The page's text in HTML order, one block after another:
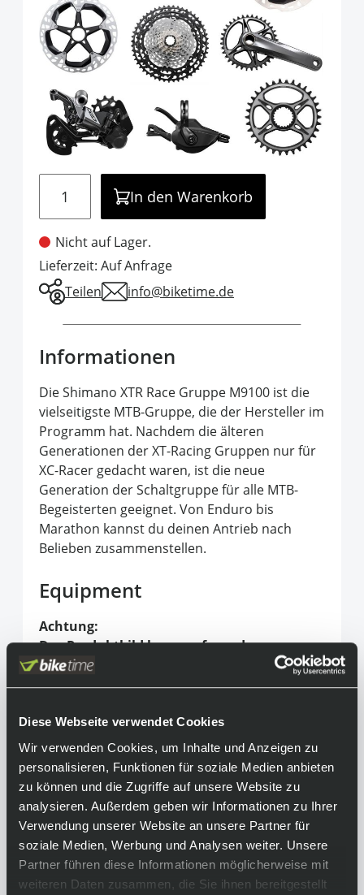
Diese Webseite verwendet Cookies
Wir verwenden Cookies, um Inhalte und Anzeigen zu
personalisieren, Funktionen für soziale Medien anbieten
zu können und die Zugriffe auf unsere Website zu
analysieren. Außerdem geben wir Informationen zu Ihrer
Verwendung unserer Website an unsere Partner für
soziale Medien, Werbung und Analysen weiter. Unsere
Partner führen diese Informationen möglicherweise mit
weiteren Daten zusammen, die Sie ihnen bereitgestellt
Art.-Nr. 91329
UVP 1.790,00 €
1.099,00 €
inkl. 19% Mwst. ,zzgl Versandkosten
Anzahl
In den Warenkorb
Nicht auf Lager.
Lieferzeit: Auf Anfrage
Teilen
info@biketime.de
Informationen
Die Shimano XTR Race Gruppe M9100 ist die
vielseitigste MTB-Gruppe, die der Hersteller im
Programm hat. Nachdem die älteren
Generationen der XT-Racing Gruppen nur für
XC-Racer gedacht waren, ist die neue
Generation der Schaltgruppe für alle MTB-
Begeisterten geeignet. Von Enduro bis
Marathon kannst du deinen Antrieb nach
Belieben zusammenstellen.
Equipment
Achtung:
Das Produktbild kann aufgrund
unterschiedlicher Konfigurationen vom
endgültigen Produkt abweichen. Bitte
• Shimano XTR SL-M9100 Schalthebel I-Spec EV
12-fach Rechts Schwarz
• Shimano FC-M9100/M9120 XTR Kettenblatt,
Anthrazit Schwarz, 34 Zähne, 12-fach
• Shimano FC-M9100-1 XTR Kurbelgarnitur,
ohne Kettenblatt, Schwarz Anthrazit 175mm